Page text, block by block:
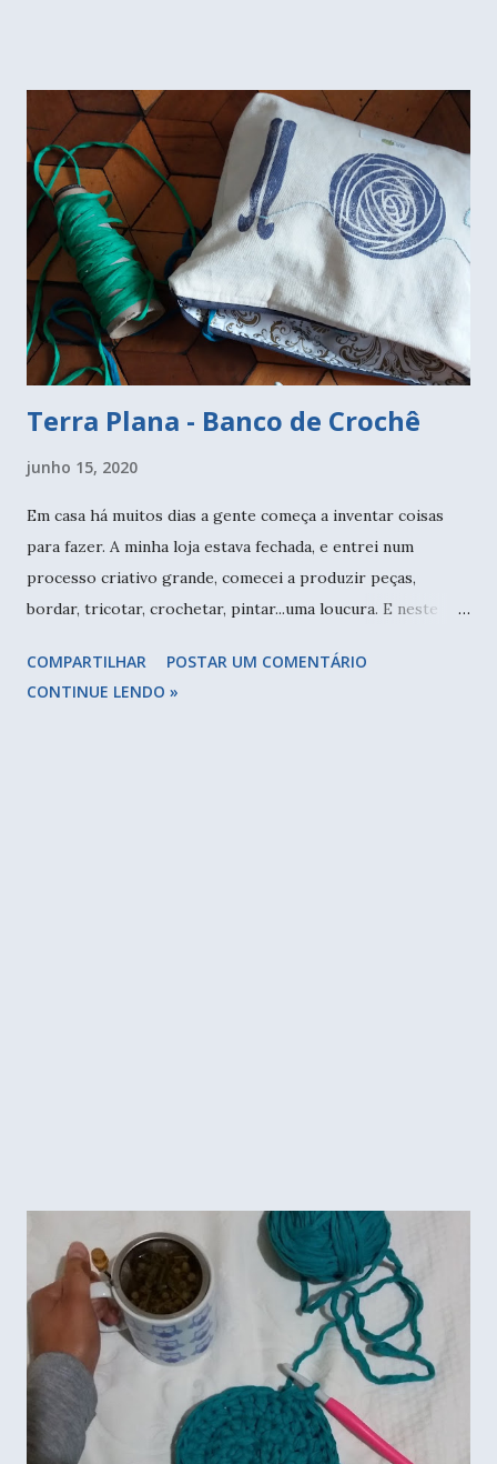
xícara de óleo (se tiver de coco, melhor); - 1 1/2 xícara de
farinha de trigo ou de arroz; - 1 colher sopa de canela em
pó; - 1 colher rasa de sopa fermento em pó. Coloquei o
chocolate por cima, que pode ser substituído por creme de
avelã. Use a batedeira para bater as claras em neve,
reserve. Em outro recipiente junte as gemas, o açúcar, o
óleo, a farinha, a canela, as bananas, as claras em neve e por
fim o fermento. Bata tudo e coloque em forminhas
individuais...
Terra Plana - Banco de Crochê
junho 15, 2020
Em casa há muitos dias a gente começa a inventar coisas
para fazer. A minha loja estava fechada, e entrei num
processo criativo grande, comecei a produzir peças,
bordar, tricotar, crochetar, pintar...uma loucura. E neste
nunca foram usadas, de fio de malha. Comecei usando fio
duplo e não ficou bom, este foi desmanchado. Sabia que
COMPARTILHAR
POSTAR UM COMENTÁRIO
CONTINUE LENDO »